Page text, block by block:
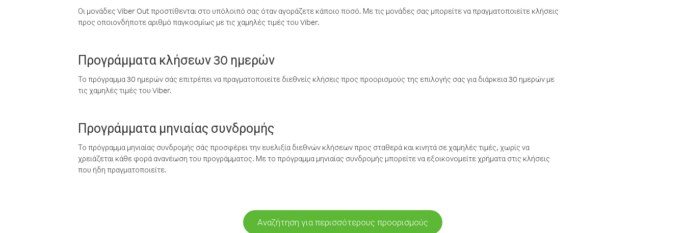
Οι μονάδες Viber Out προστίθενται στο υπόλοιπό σας όταν αγοράζετε κάποιο ποσό. Με τις μονάδες σας μπορείτε να πραγματοποιείτε κλήσεις
προς οποιονδήποτε αριθμό παγκοσμίως με τις χαμηλές τιμές του Viber.
Προγράμματα κλήσεων 30 ημερών
Το πρόγραμμα 30 ημερών σάς επιτρέπει να πραγματοποιείτε διεθνείς κλήσεις προς προορισμούς της επιλογής σας για διάρκεια 30 ημερών με
τις χαμηλές τιμές του Viber.
Προγράμματα μηνιαίας συνδρομής
Το πρόγραμμα μηνιαίας συνδρομής σάς προσφέρει την ευελιξία διεθνών κλήσεων προς σταθερά και κινητά σε χαμηλές τιμές, χωρίς να
χρειάζεται κάθε φορά ανανέωση του προγράμματος. Με το πρόγραμμα μηνιαίας συνδρομής μπορείτε να εξοικονομείτε χρήματα στις κλήσεις
που ήδη πραγματοποιείτε.
Αναζήτηση για περισσότερους προορισμούς